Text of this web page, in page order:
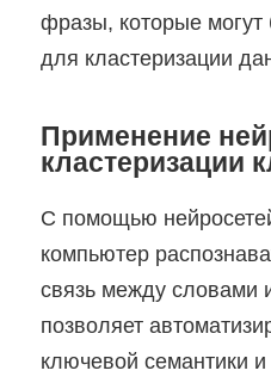
фразы, которые могут
для кластеризации
Применение
кластеризации
С помощью
компьютер
связь между словами
позволяет
ключевой семантики